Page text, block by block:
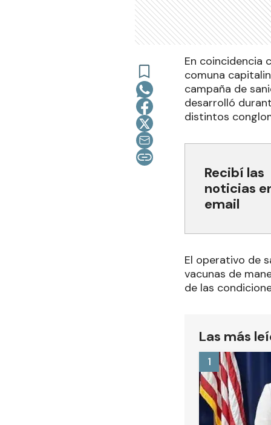
En coincidencia
comuna
campaña de
desarrolló
distintos
Recibí las
noticias
email
El operativo de
vacunas de
de las
Las más
1